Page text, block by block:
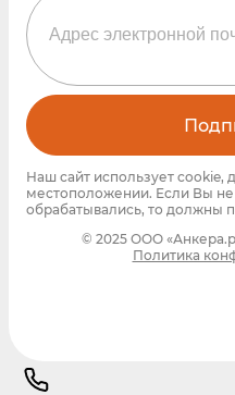
Наш сайт использует cookie,
местоположении. Если Вы не
обрабатывались, то должны
© 2025 ООО
Политика